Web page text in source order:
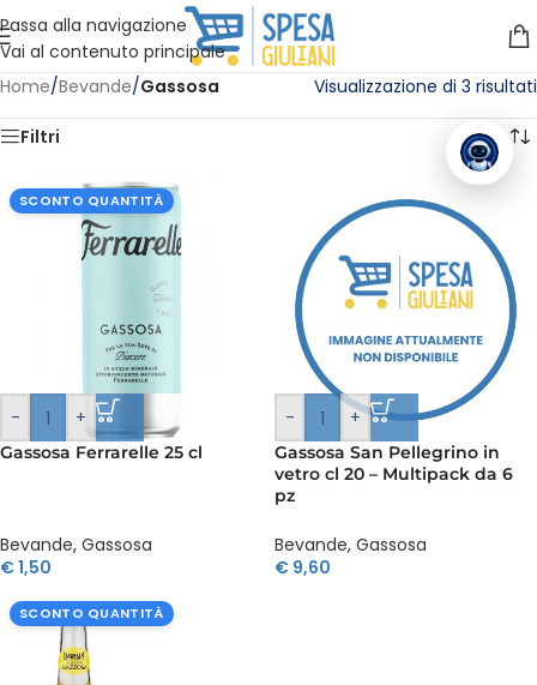
Passa alla navigazione
Vai al contenuto principale
Vuoi assistenza?Clicca qui e ti richiamiamo noi
Home/Bevande/Gassosa Visualizzazione di 3 risultati
Filtri
SCONTO QUANTITÀ
- +
Gassosa Ferrarelle 25 cl
Bevande, Gassosa
€1,50
- +
Gassosa San Pellegrino in
vetro cl 20 – Multipack da 6
pz
Bevande, Gassosa
€ 9,60
SCONTO QUANTITÀ